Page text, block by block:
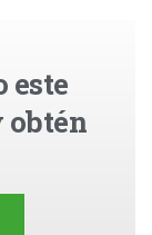
este
obtén